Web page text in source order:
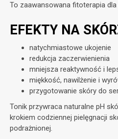
To zaawansowana fitoterapia
EFEKTY NA
natychmiastowe ukojenie
redukcja zaczerwienienia
mniejsza reaktywność i
miękkość, nawilżenie i
przygotowanie skóry do
Tonik przywraca naturalne pH
krokiem codziennej pielęgnacji
podrażnionej.